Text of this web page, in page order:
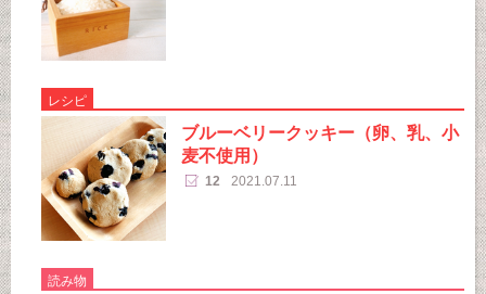
レシピ
ブルーベリークッキー（卵、乳、小
麦不使用）
12 2021.07.11
読み物